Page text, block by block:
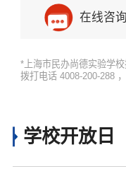
在线咨询
*上海市民办尚德实验学
拨打电话 4008-200-288
学校开放日